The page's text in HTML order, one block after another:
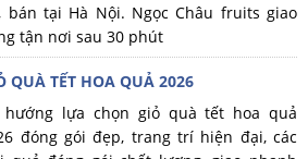
bán tại Hà Nội. Ngọc Châu fruits giao
tận nơi sau 30 phút
QUÀ TẾT HOA QUẢ 2026
hướng lựa chọn giỏ quà tết hoa quả
đóng gói đẹp, trang trí hiện đại, các